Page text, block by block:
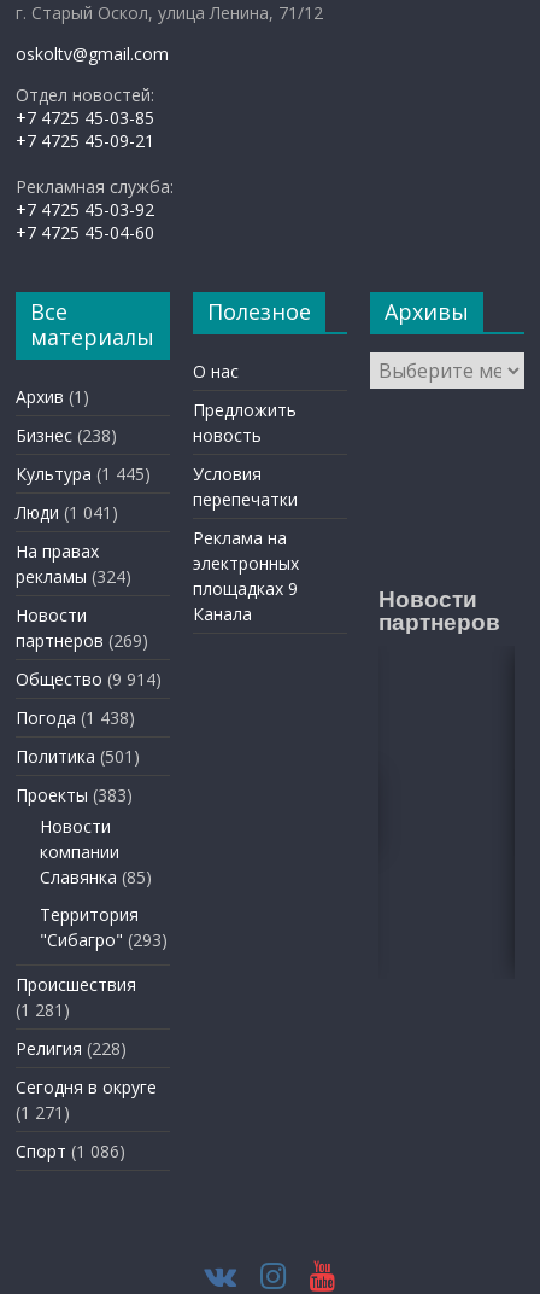
г. Старый Оскол, улица Ленина, 71/12
oskoltv@gmail.com
Отдел новостей:
+7 4725 45-03-85
+7 4725 45-09-21
Рекламная служба:
+7 4725 45-03-92
+7 4725 45-04-60
Все
материалы
Архив (1)
Бизнес (238)
Культура (1 445)
Люди (1 041)
На правах
рекламы (324)
Новости
партнеров (269)
Общество (9 914)
Погода (1 438)
Политика (501)
Проекты (383)
Новости
компании
Славянка (85)
Территория
"Сибагро" (293)
Происшествия
(1 281)
Религия (228)
Сегодня в округе
(1 271)
Спорт (1 086)
Полезное
О нас
Предложить
новость
Условия
перепечатки
Реклама на
электронных
площадках 9
Канала
Архивы
Архивы
Новости
партнеров